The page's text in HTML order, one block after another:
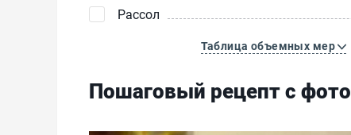
Рассол
Таблица объемных мер
Пошаговый рецепт с фото